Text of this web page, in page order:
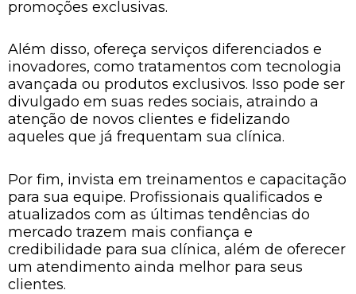
promoções exclusivas.
Além disso, ofereça serviços diferenciados e
inovadores, como tratamentos com tecnologia
avançada ou produtos exclusivos. Isso pode ser
divulgado em suas redes sociais, atraindo a
atenção de novos clientes e fidelizando
aqueles que já frequentam sua clínica.
Por fim, invista em treinamentos e capacitação
para sua equipe. Profissionais qualificados e
atualizados com as últimas tendências do
mercado trazem mais confiança e
credibilidade para sua clínica, além de oferecer
um atendimento ainda melhor para seus
clientes.